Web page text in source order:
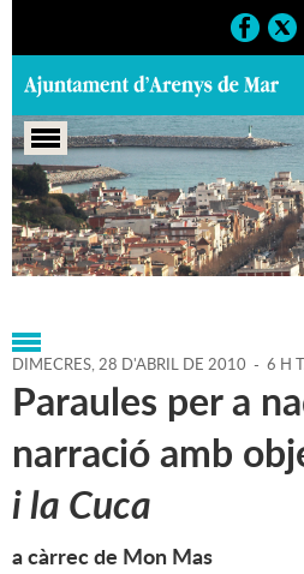
Portada > Agenda > 28-04-
2010 > Marcs > Culturals > 2010
DIMECRES,28 D'ABRIL DE 2010 - 6 H
Paraules per a
narració amb
i la Cuca
a càrrec de Mon Mas